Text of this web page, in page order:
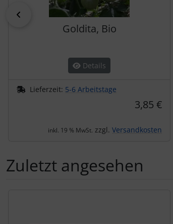
Goldita, Bio
Details
Lieferzeit: 5-6 Arbeitstage
3,85 €
inkl. 19 % MwSt. zzgl. Versandkosten
Zuletzt angesehen